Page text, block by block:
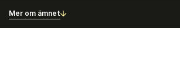
Mer om ämnet